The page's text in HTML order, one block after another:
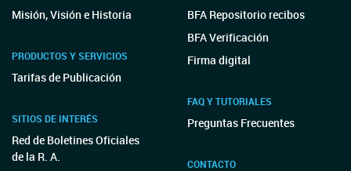
Misión, Visión e Historia
PRODUCTOS Y SERVICIOS
Tarifas de Publicación
SITIOS DE INTERÉS
Red de Boletines Oficiales
de la R. A.
BFA Repositorio recibos
BFA Verificación
Firma digital
FAQ Y TUTORIALES
Preguntas Frecuentes
CONTACTO